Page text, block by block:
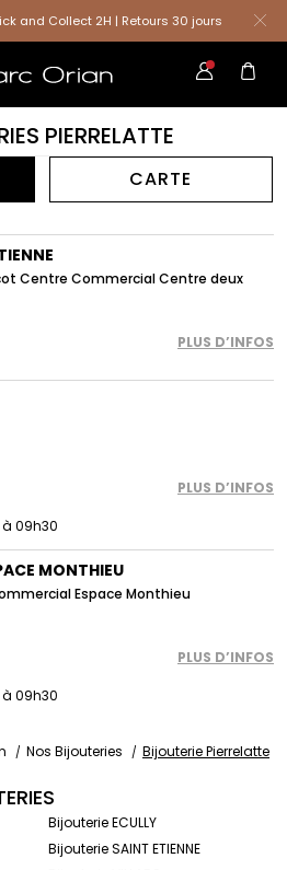
and Collect 2H | Retours 30 jours
PIERRELATTE
CARTE
Centre Commercial Centre deux
PLUS D’INFOS
PLUS D’INFOS
09h30
MONTHIEU
Espace Monthieu
PLUS D’INFOS
09h30
Nos Bijouteries Bijouterie Pierrelatte
Bijouterie ECULLY
Bijouterie SAINT ETIENNE